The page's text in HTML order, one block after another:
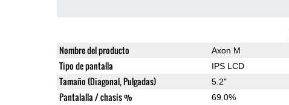
Nombre del producto Axon M
Tipo de pantalla IPS LCD
Tamaño (Diagonal, Pulgadas) 5.2"
Pantalalla / chasis % 69.0%